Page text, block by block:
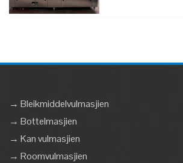
→ Bleikmiddelvulmasjien
→ Bottelmasjien
→ Kan vulmasjien
→ Roomvulmasjien